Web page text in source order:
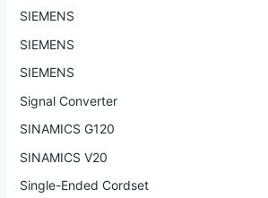
SIEMENS
SIEMENS
SIEMENS
Signal Converter
SINAMICS G120
SINAMICS V20
Single-Ended Cordset